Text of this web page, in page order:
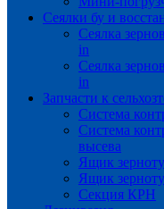
Сеялки бу и
Сеялка
in
Сеялка
in
Запчасти к
Система
Система
высева
Ящик
Ящик
Секция КРН